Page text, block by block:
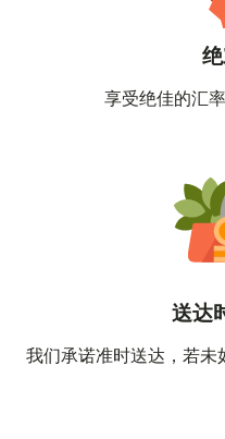
享受绝佳的汇率
送达
我们承诺准时送达，若未